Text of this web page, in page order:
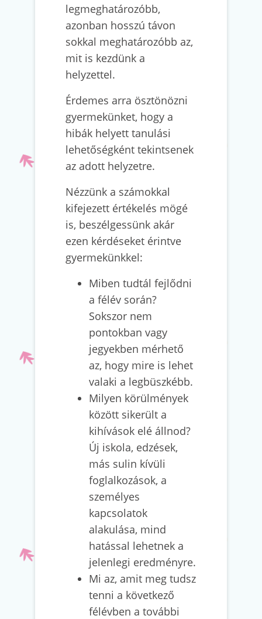
legmeghatározóbb,
azonban hosszú távon
sokkal meghatározóbb az,
mit is kezdünk a
helyzettel.
Érdemes arra ösztönözni
gyermekünket, hogy a
hibák helyett tanulási
lehetőségként tekintsenek
az adott helyzetre.
Nézzünk a számokkal
kifejezett értékelés mögé
is, beszélgessünk akár
ezen kérdéseket érintve
gyermekünkkel:
Miben tudtál fejlődni
a félév során?
Sokszor nem
pontokban vagy
jegyekben mérhető
az, hogy mire is lehet
valaki a legbüszkébb.
Milyen körülmények
között sikerült a
kihívások elé állnod?
Új iskola, edzések,
más sulin kívüli
foglalkozások, a
személyes
kapcsolatok
alakulása, mind
hatással lehetnek a
jelenlegi eredményre.
Mi az, amit meg tudsz
tenni a következő
félévben a további